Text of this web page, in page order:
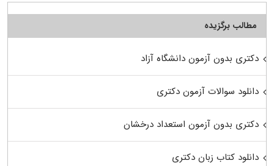
مطالب برگزیده
دکتری بدون آزمون دانشگاه آزاد
دانلود سوالات آزمون دکتری
دکتری بدون آزمون استعداد درخشان
دانلود کتاب زبان دکتری